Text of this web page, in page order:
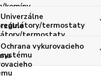
Univerzálne
regulátory/termostaty
Ochrana vykurovacieho
systému